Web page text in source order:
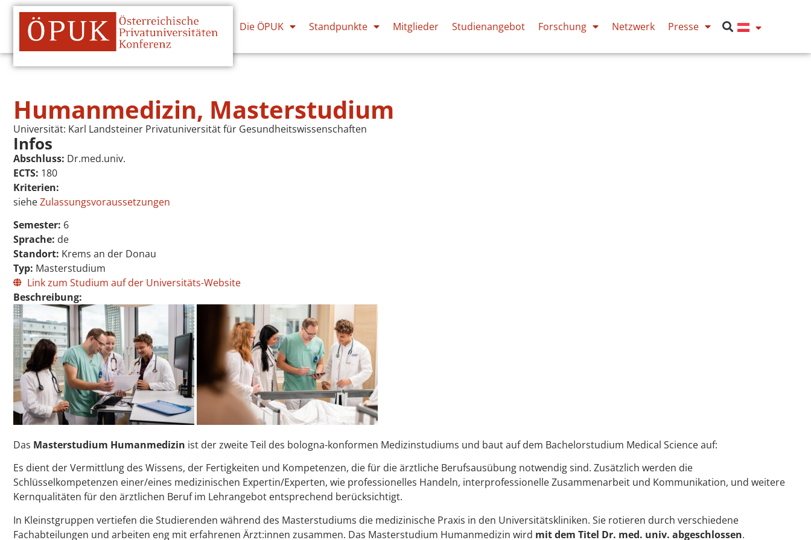
Die ÖPUK Standpunkte Mitglieder Studienangebot Forschung Netzwerk Presse
Humanmedizin, Masterstudium
Universität: Karl Landsteiner Privatuniversität für Gesundheits­wissenschaften
Infos
Abschluss: Dr.med.univ.
ECTS: 180
Kriterien:
sieheZulassungsvoraussetzungen
Semester: 6
Sprache: de
Standort: Krems an der Donau
Typ: Masterstudium
Link zum Studium auf der Universitäts-Website
Beschreibung:
Das Masterstudium Humanmedizin ist der zweite Teil des bologna-konformen Medizinstudiums und baut auf dem Bachelorstudium Medical Science auf:
Es dient der Vermittlung des Wissens, der Fertigkeiten und Kompetenzen, die für die ärztliche Berufsausübung notwendig sind. Zusätzlich werden die
Schlüsselkompetenzen einer/eines medizinischen Expertin/Experten, wie professionelles Handeln, interprofessionelle Zusammenarbeit und Kommunikation, und weitere
Kernqualitäten für den ärztlichen Beruf im Lehrangebot entsprechend berücksichtigt.
In Kleinstgruppen vertiefen die Studierenden während des Masterstudiums die medizinische Praxis in den Universitätskliniken. Sie rotieren durch verschiedene
Fachabteilungen und arbeiten eng mit erfahrenen Ärzt:innen zusammen. Das Masterstudium Humanmedizin wird mit dem Titel Dr. med. univ. abgeschlossen.